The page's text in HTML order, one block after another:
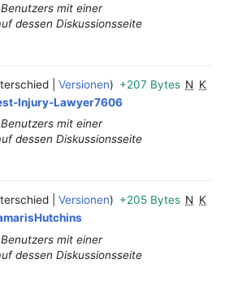
mit einer
dessen Diskussionsseite
Versionen +207 Bytes N K
Injury-Lawyer7606
mit einer
dessen Diskussionsseite
Versionen +205 Bytes N K
mit einer
dessen Diskussionsseite